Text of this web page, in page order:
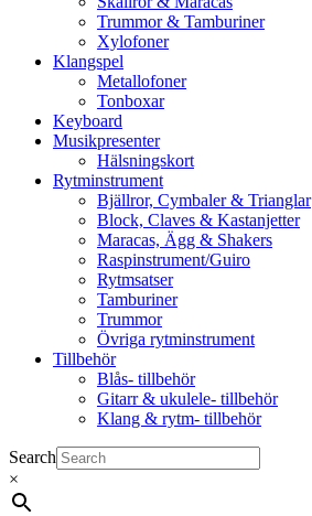
Trummor & Tamburiner
Xylofoner
Klangspel
Metallofoner
Tonboxar
Keyboard
Musikpresenter
Hälsningskort
Rytminstrument
Bjällror, Cymbaler & Trianglar
Block, Claves & Kastanjetter
Maracas, Ägg & Shakers
Raspinstrument/Guiro
Rytmsatser
Tamburiner
Trummor
Övriga rytminstrument
Tillbehör
Blås- tillbehör
Gitarr & ukulele- tillbehör
Klang & rytm- tillbehör
Search
×